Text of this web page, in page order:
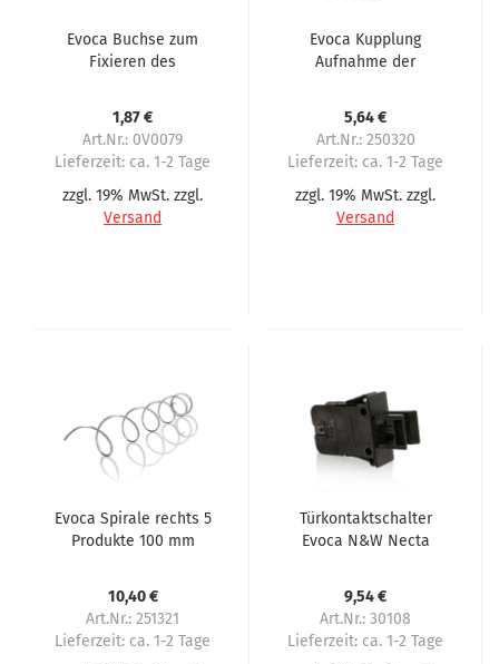
Evoca Buchse zum
Fixieren des
1,87 €
Art.Nr.: 0V0079
Lieferzeit: ca. 1-2 Tage
zzgl. 19% MwSt. zzgl.
Versand
Evoca Kupplung
Aufnahme der
5,64 €
Art.Nr.: 250320
Lieferzeit: ca. 1-2 Tage
zzgl. 19% MwSt. zzgl.
Versand
Evoca Spirale rechts 5
Produkte 100 mm
10,40 €
Art.Nr.: 251321
Lieferzeit: ca. 1-2 Tage
Türkontaktschalter
Evoca N&W Necta
9,54 €
Art.Nr.: 30108
Lieferzeit: ca. 1-2 Tage